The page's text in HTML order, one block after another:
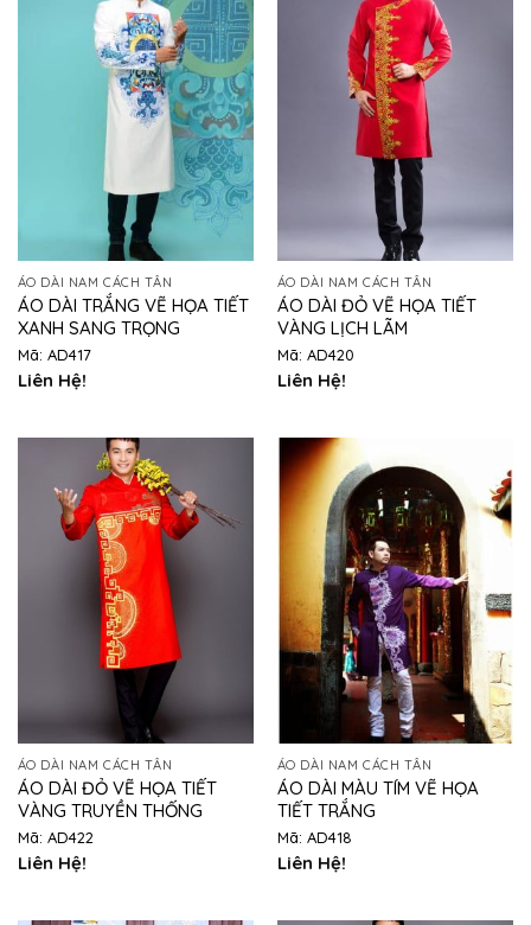
ÁO DÀI NAM CÁCH TÂN
ÁO DÀI TRẮNG VẼ HỌA TIẾT
XANH SANG TRỌNG
Mã: AD417
Liên Hệ!
ÁO DÀI NAM CÁCH TÂN
ÁO DÀI ĐỎ VẼ HỌA TIẾT
VÀNG LỊCH LÃM
Mã: AD420
Liên Hệ!
ÁO DÀI NAM CÁCH TÂN
ÁO DÀI ĐỎ VẼ HỌA TIẾT
VÀNG TRUYỀN THỐNG
Mã: AD422
Liên Hệ!
ÁO DÀI NAM CÁCH TÂN
ÁO DÀI MÀU TÍM VẼ HỌA
TIẾT TRẮNG
Mã: AD418
Liên Hệ!